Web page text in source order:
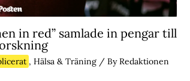
in red” samlade in pengar till
, Hälsa & Träning/ ByRedaktionen